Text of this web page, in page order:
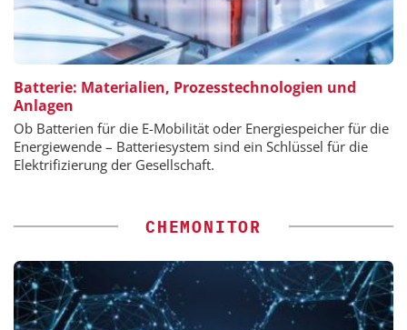
Batterie: Materialien, Prozesstechnologien und
Anlagen
Ob Batterien für die E-Mobilität oder Energiespeicher für die
Energiewende – Batteriesystem sind ein Schlüssel für die
Elektrifizierung der Gesellschaft.
CHEMONITOR